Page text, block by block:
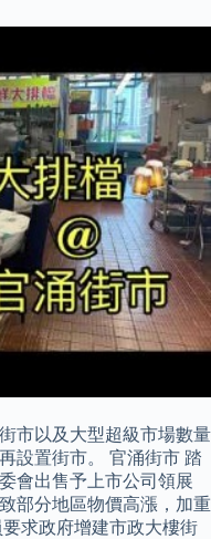
市以及大型超級市場數量
設置街市。 官涌街市 踏
會出售予上市公司領展
部分地區物價高漲，加重
求政府增建市政大樓街